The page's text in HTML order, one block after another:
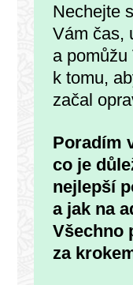
Nechejte
Vám čas,
a
k tomu,
začal
Poradím
co je
nejlepší
a jak na
Všechno
za